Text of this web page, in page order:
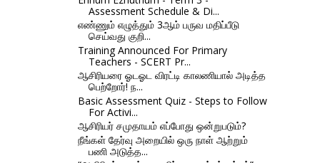
Assessment Schedule & Di...
எண்ணும் எழுத்தும் 3ஆம் பருவ மதிப்பீடு
செய்வது குறி...
Training Announced For Primary
Teachers - SCERT Pr...
ஆசிரியரை ஓடஓட விரட்டி காலணியால் அடித்த
பெற்றோர்! ந...
Basic Assessment Quiz - Steps to Follow
For Activi...
ஆசிரியர் சமுதாயம் எப்போது ஒன்றுபடும்?
நீங்கள் தேர்வு அறையில் ஒரு நாள் ஆற்றும்
பணி அடுத்த...